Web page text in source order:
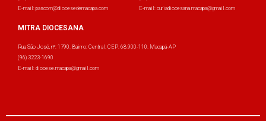
E-mail: pascom@diocesedemacapa.com
E-mail: curiadiocesana.macapa@gmail.com
MITRA DIOCESANA
Rua São José, nº: 1790. Bairro: Central. CEP: 68.900-110. Macapá-AP
(96) 3223-1690
E-mail: diocese.macapa@gmail.com